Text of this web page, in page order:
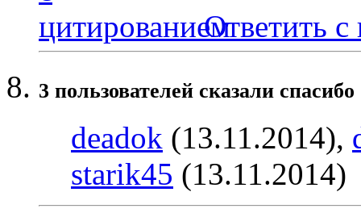
Ответить с
3 пользователей сказали
deadok (13.11.2014),
starik45 (13.11.2014)